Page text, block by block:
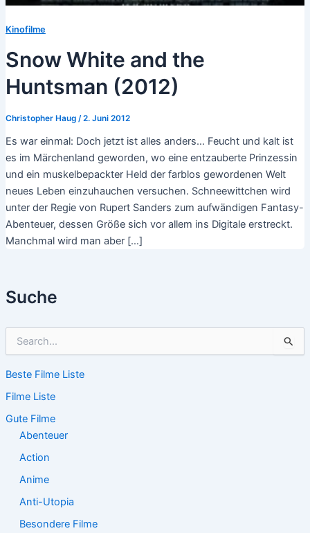
Suche
h
n
n
Beste Filme Liste
Filme Liste
Gute Filme
Abenteuer
Action
Anime
Anti-Utopia
Besondere Filme
Kinofilme
Snow White and the
Huntsman (2012)
Christopher Haug /2. Juni 2012
Es war einmal: Doch jetzt ist alles anders… Feucht und kalt ist
es im Märchenland geworden, wo eine entzauberte Prinzessin
und ein muskelbepackter Held der farblos gewordenen Welt
neues Leben einzuhauchen versuchen. Schneewittchen wird
unter der Regie von Rupert Sanders zum aufwändigen Fantasy-
Abenteuer, dessen Größe sich vor allem ins Digitale erstreckt.
Manchmal wird man aber […]